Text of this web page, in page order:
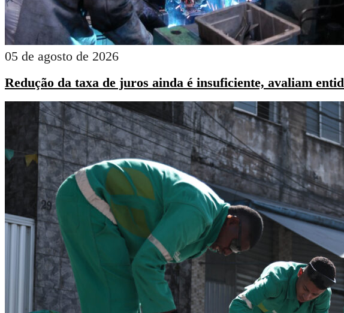
05 de agosto de 2026
Redução da taxa de juros ainda é insuficiente, avaliam